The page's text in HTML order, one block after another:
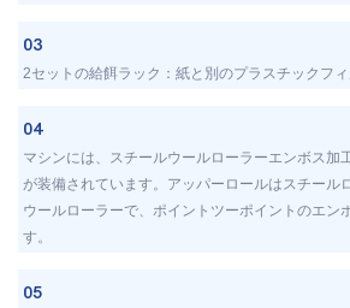
03
2セットの給餌ラック：紙と別のプラスチックフィ
04
マシンには、スチールウールローラーエンボス加
が装備されています。アッパーロールはスチール
ウールローラーで、ポイントツーポイントのエン
す。
05